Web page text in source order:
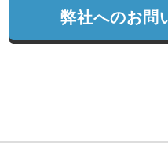
弊社へのお問